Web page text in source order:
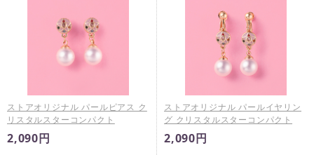
ストアオリジナル パールピアス ク
リスタルスターコンパクト
2,090円
ストアオリジナル パールイヤリン
グ クリスタルスターコンパクト
2,090円